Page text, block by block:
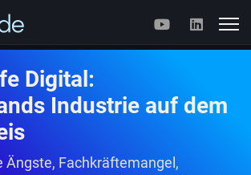
Digital:
Industrie auf dem
Ängste, Fachkräftemangel,